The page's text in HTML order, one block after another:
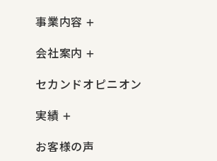
事業内容
会社案内
セカンドオピニオン
実績
お客様の声